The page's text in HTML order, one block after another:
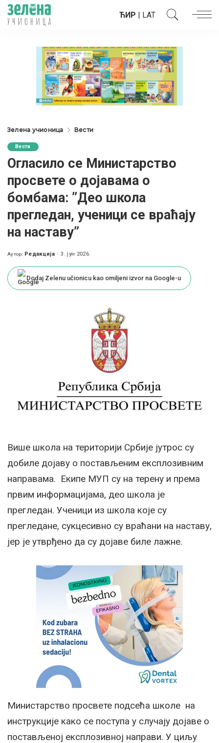
ЋИР | LAT
Зелена учионица Вести
Вести
Огласило се Министарство
просвете о дојавама о
бомбама: ”Део школа
прегледан, ученици се враћају
на наставу”
Posted
Аутор: Редакција 3. јун 2026.
Dodaj Zelenu učionicu kao omiljeni izvor na Google-u
Више школа на територији Србије јутрос су
добиле дојаву о постављеним експлозивним
направама. Екипе МУП су на терену и према
првим информацијама, део школа је
прегледан. Ученици из школа које су
прегледане, сукцесивно су враћани на наставу,
јер је утврђено да су дојаве биле лажне.
Министарство просвете подсећа школе на
инструкције како се поступа у случају дојаве о
постављеној експлозивној направи. У циљу